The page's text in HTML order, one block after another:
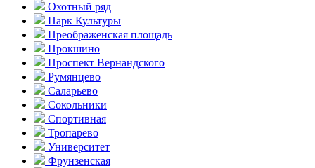
Охотный ряд
Парк Культуры
Преобра­женская площадь
Прокшино
Проспект Вернандского
Румянцево
Саларьево
Сокольники
Спортивная
Тропарево
Университет
Фрунзенская